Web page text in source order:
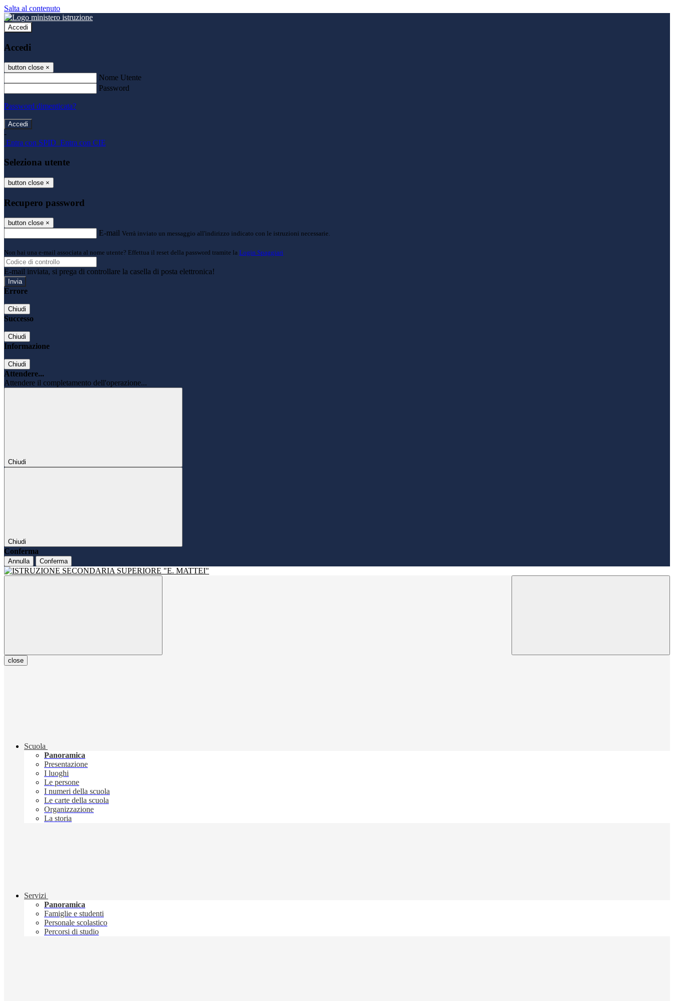
Salta al contenuto
Accedi
Accedi
button close ×
Nome Utente
Password
Password dimenticata?
-
Entra con SPID Entra con CIE
Seleziona utente
button close ×
Recupero password
button close ×
E-mail Verrà inviato un messaggio all'indirizzo indicato con le istruzioni necessarie.
Non hai una e-mail associata al nome utente? Effettua il reset della password tramite la Login Spaggiari
E-mail inviata, si prega di controllare la casella di posta elettronica!
Errore
Chiudi
Successo
Chiudi
Informazione
Chiudi
Attendere...
Attendere il completamento dell'operazione...
Chiudi
Chiudi
Conferma
Annulla Conferma
close
Scuola
Panoramica
Presentazione
I luoghi
Le persone
I numeri della scuola
Le carte della scuola
Organizzazione
La storia
Servizi
Panoramica
Famiglie e studenti
Personale scolastico
Percorsi di studio